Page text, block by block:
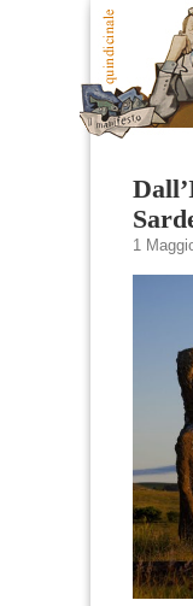
1